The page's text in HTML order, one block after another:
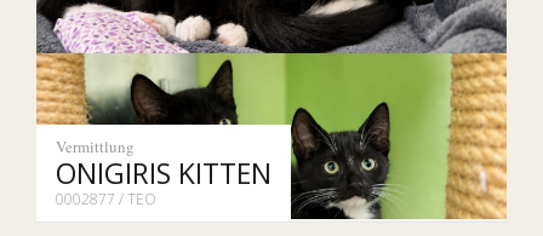
Vermittlung
ONIGIRIS KITTEN
0002877 / TEO